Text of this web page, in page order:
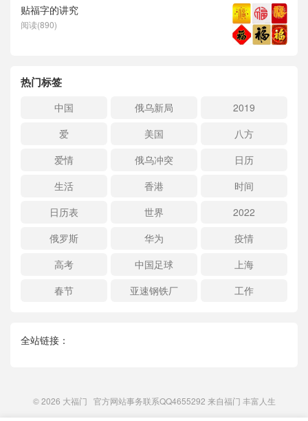
贴福字的讲究
阅读(890)
热门标签
中国 俄乌新局
2019
爱
美国
八方
爱情
俄乌冲突
日历
生活
香港
时间
日历表
世界
2022
俄罗斯
华为
疫情
高考
中国足球
上海
春节
亚速钢铁厂 工作
全站链接：
© 2026 大福门 官方网站事务联系QQ4655292 来自福门 丰富人生